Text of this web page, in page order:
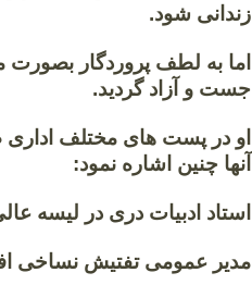
زندانی شود.
اما به لطف پروردگار
جست و آزاد گردید.
او در پست های مختلف اداری
آنها چنین اشاره نمود:
استاد ادبیات دری در لیسه
مدیر عمومی تفتیش نساخی